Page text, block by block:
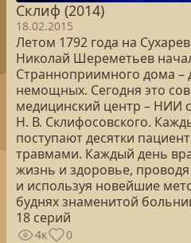
Склиф (2014)
18.02.2015
Летом 1792 года на
Николай Шереметьев
Странноприимного дома –
немощных. Сегодня это
медицинский центр –
Н. В. Склифосовского.
поступают десятки
травмами. Каждый день
жизнь и здоровье,
и используя новейшие
буднях знаменитой
18 серий
4к 0